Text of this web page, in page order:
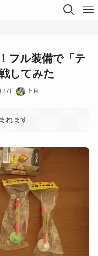
フル装備で「テ
してみた
27日 上月
れます